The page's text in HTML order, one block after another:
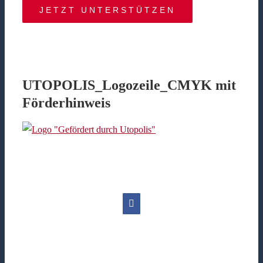
JETZT UNTERSTÜTZEN
UTOPOLIS_Logozeile_CMYK mit
Förderhinweis
Facebook